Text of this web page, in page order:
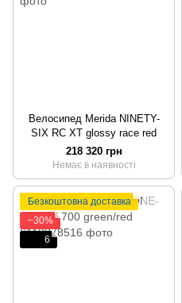
Велосипед Merida NINETY-
SIX RC XT glossy race red
218 320 грн
Немає в наявності
Безкоштовна доставка
−30%
6